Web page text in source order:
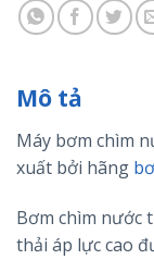
Mô tả
Máy bơm chìm
xuất bởi hãng
Bơm chìm nước
thải áp lực cao